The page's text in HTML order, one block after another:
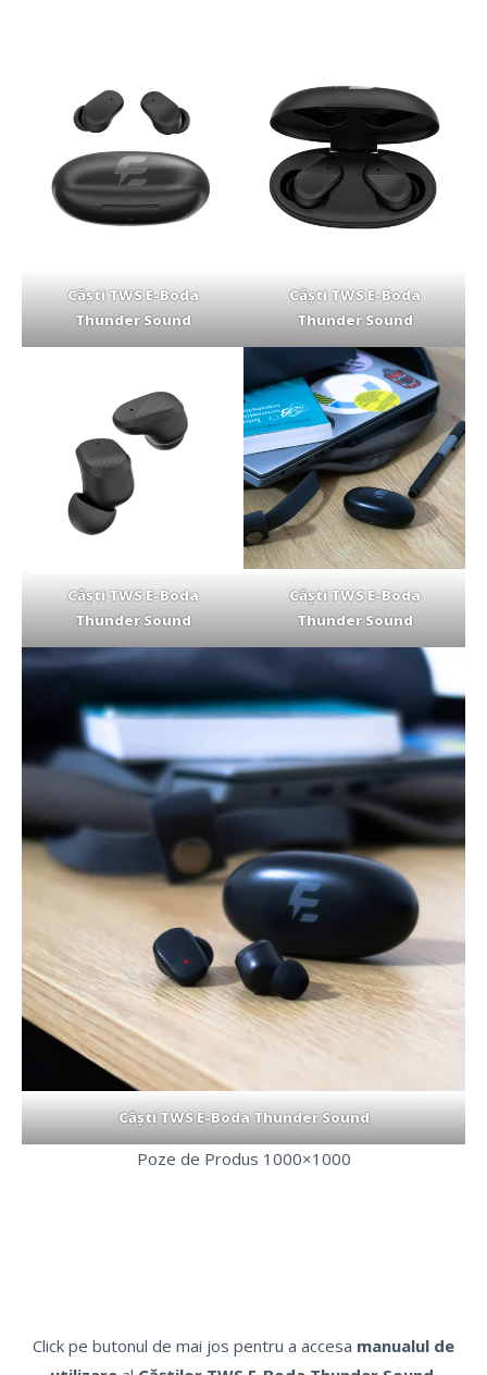
Căști TWS E-Boda
Thunder Sound
Căști TWS E-Boda
Thunder Sound
Căști TWS E-Boda
Thunder Sound
Căști TWS E-Boda
Thunder Sound
Căști TWS E-Boda Thunder Sound
Poze de Produs 1000×1000
Click pe butonul de mai jos pentru a accesa manualul de